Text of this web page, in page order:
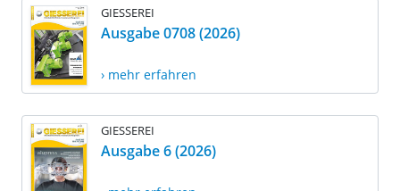
GIESSEREI
Ausgabe 0708 (2026)
› mehr erfahren
GIESSEREI
Ausgabe 6 (2026)